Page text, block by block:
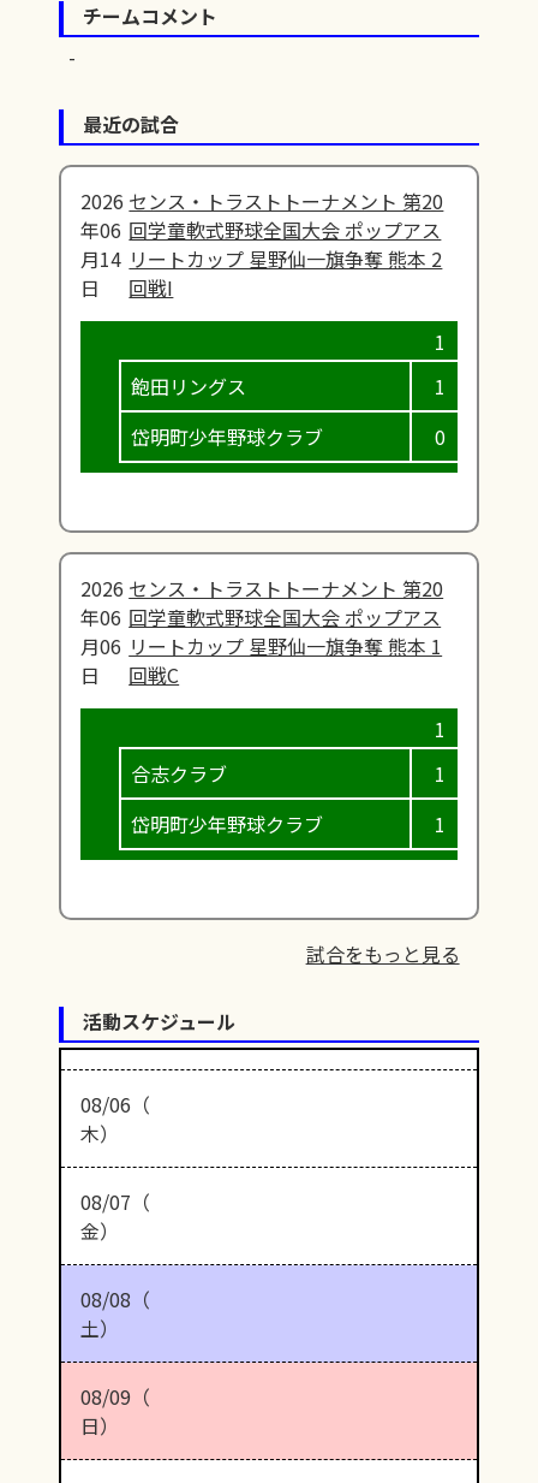
チームコメント
最近の試合
2026
年06
月14
日
センス・トラストトーナメント 第20
回学童軟式野球全国大会 ポップアス
リートカップ 星野仙一旗争奪 熊本 2
回戦I
飽田リングス
岱明町少年野球クラブ
1
0
2026
年06
月06
日
センス・トラストトーナメント 第20
回学童軟式野球全国大会 ポップアス
リートカップ 星野仙一旗争奪 熊本 1
回戦C
合志クラブ
岱明町少年野球クラブ
1
1
試合をもっと見る
活動スケジュール
08/06（
木）
08/07（
金）
08/08（
土）
08/09（
日）